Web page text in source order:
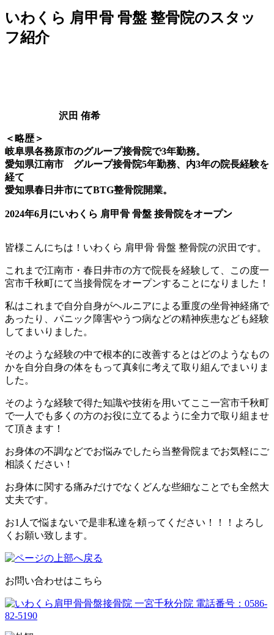
いわくら 肩甲骨 骨盤 整骨院のスタッ
フ紹介
沢田 侑希
＜略歴＞
岐阜県各務原市のグループ接骨院で3年勤務。
愛知県江南市 グループ接骨院5年勤務、内3年の院長経験を
経て
愛知県春日井市にてBTG整骨院開業。
2024年6月にいわくら 肩甲骨 骨盤 接骨院をオープン
皆様こんにちは！いわくら 肩甲骨 骨盤 整骨院の沢田です。
これまで江南市・春日井市の方で院長を経験して、この度一
宮市千秋町にて当接骨院をオープンすることになりました！
私はこれまで自分自身がヘルニアによる重度の坐骨神経痛で
あったり、パニック障害やうつ病などの精神疾患なども経験
してまいりました。
そのような経験の中で根本的に改善するとはどのようなもの
かを自分自身の体をもって真剣に考えて取り組んでまいりま
した。
そのような経験で得た知識や技術を用いてここ一宮市千秋町
で一人でも多くの方のお役に立てるように全力で取り組ませ
て頂きます！
お身体の不調などでお悩みでしたら当整骨院までお気軽にご
相談ください！
お身体に関する痛みだけでなくどんな些細なことでも全然大
丈夫です。
お1人で悩まないで是非私達を頼ってください！！！よろし
くお願い致します。
お問い合わせはこちら